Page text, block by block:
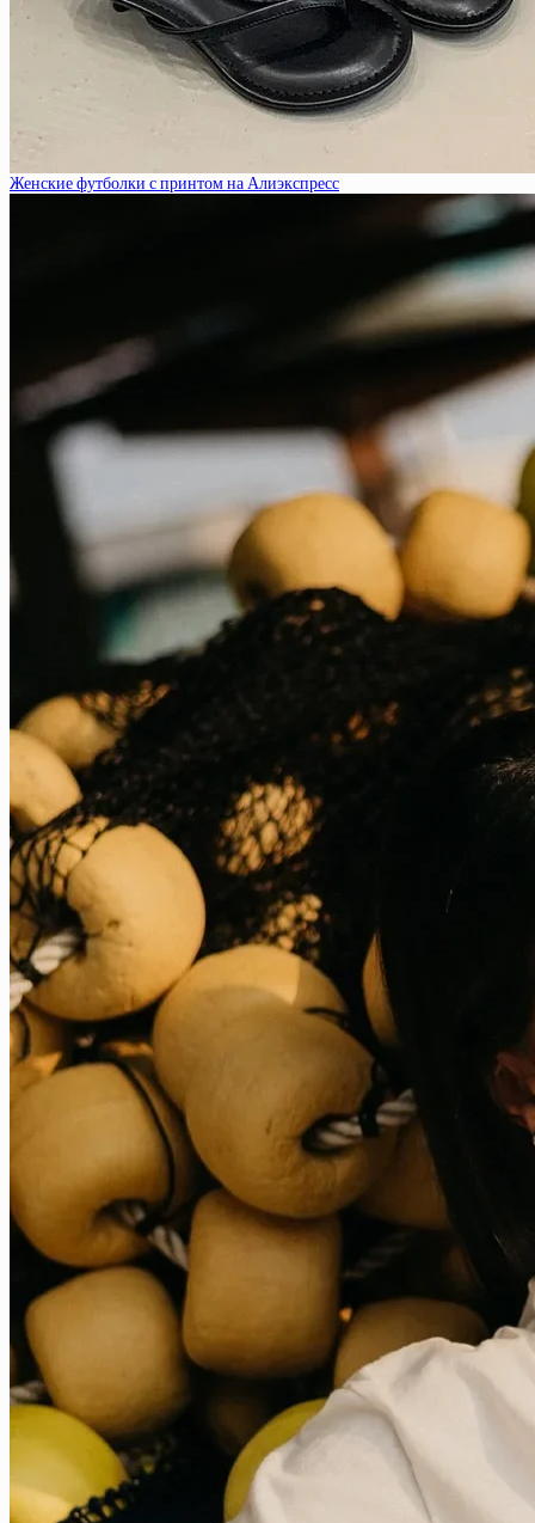
Женские футболки с принтом на Алиэкспресс